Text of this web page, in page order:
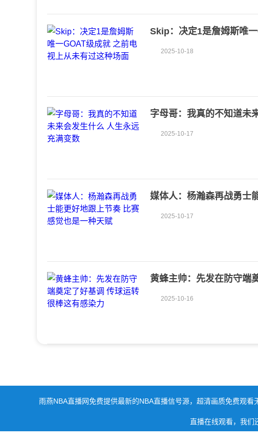
Skip：决定1是詹姆斯唯
2025-10-18
字母哥：我真的不知道未
2025-10-17
媒体人：杨瀚森再战勇士
2025-10-17
黄蜂主帅：先发在防守端
2025-10-16
雨燕NBA直播网免费提供最新的NBA直播信号源，超清画质免费观
直播在线观看，我们